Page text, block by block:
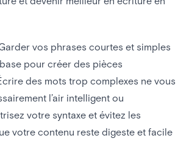
vos phrases courtes et simples
pour créer des pièces
des mots trop complexes ne vous
l’air intelligent ou
votre syntaxe et évitez les
votre contenu reste digeste et facile